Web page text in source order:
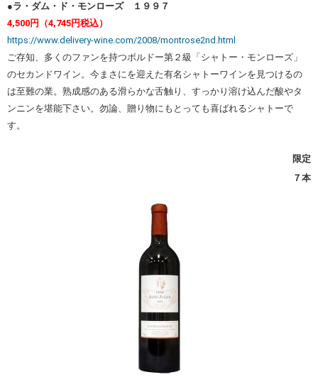
●ラ・ダム・ド・モンローズ １９９７
4,500円（4,745円税込）
https://www.delivery-wine.com/2008/montrose2nd.html
ご存知、多くのファンを持つボルドー第２級「シャトー・モンローズ」
のセカンドワイン。今まさにを迎えた有名シャトーワインを見つけるの
は至難の業。熟成感のある滑らかな舌触り、すっかり溶け込んだ酸やタ
ンニンを堪能下さい。勿論、贈り物にもとっても喜ばれるシャトーで
す。
限定
７本